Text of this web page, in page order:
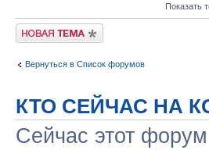
Показать
Новая тема
Вернуться в Список форумов
КТО СЕЙЧАС НА
Сейчас этот